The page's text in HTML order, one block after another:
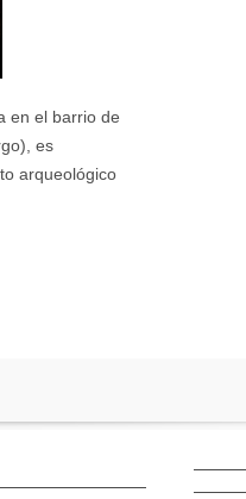
en el barrio de
es
arqueológico